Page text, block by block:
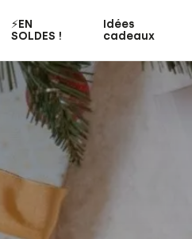
⚡️EN
SOLDES !
Idées
cadeaux